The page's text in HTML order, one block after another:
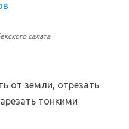
салата
от земли, отрезать
тонкими